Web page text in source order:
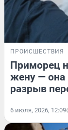
ПРОИСШЕСТВИЯ
Приморец
жену — она
разрыв
6 июля, 2026, 12:09